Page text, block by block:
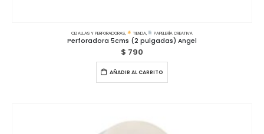
CIZALLAS Y PERFORADORAS, TIENDA, PAPELERÍA CREATIVA
Perforadora 5cms (2 pulgadas) Angel
$ 790
AÑADIR AL CARRITO